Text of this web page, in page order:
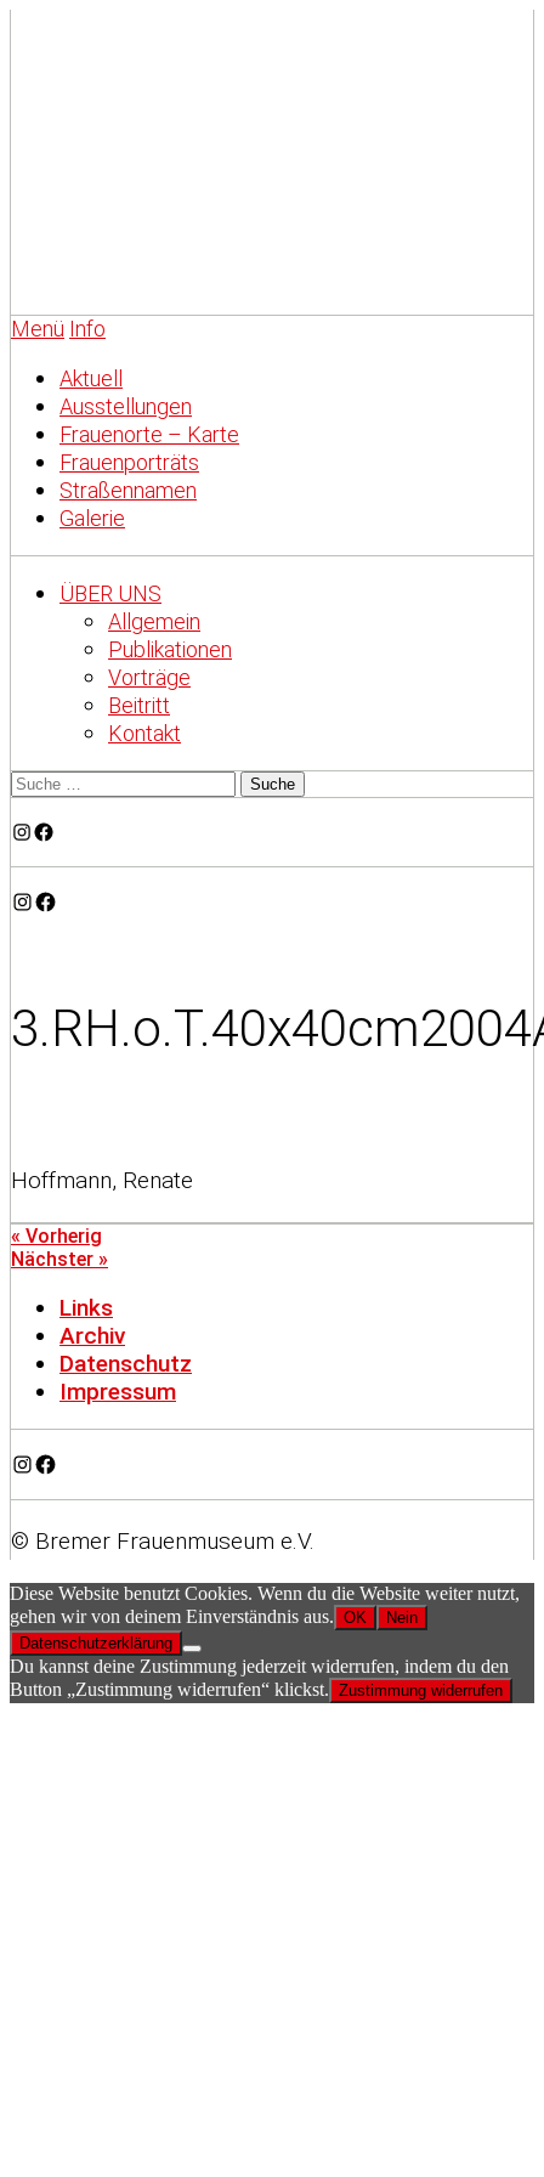
Menü Info
Aktuell
Ausstellungen
Frauenorte – Karte
Frauenporträts
Straßennamen
Galerie
ÜBER UNS
Allgemein
Publikationen
Vorträge
Beitritt
Kontakt
Instagram
Facebook
Instagram
Facebook
Hoffmann, Renate
« Vorherig
Nächster »
Links
Archiv
Datenschutz
Impressum
Instagram
Facebook
© Bremer Frauenmuseum e.V.
Diese Website benutzt Cookies. Wenn du die Website weiter nutzt,
gehen wir von deinem Einverständnis aus. OK
Nein
Datenschutzerklärung
Du kannst deine Zustimmung jederzeit widerrufen, indem du den
Button „Zustimmung widerrufen“ klickst. Zustimmung widerrufen